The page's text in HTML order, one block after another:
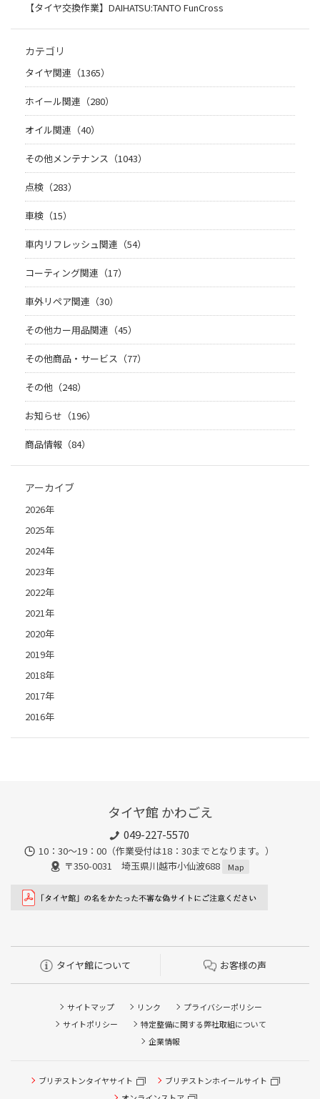
【タイヤ交換作業】DAIHATSU:TANTO FunCross
カテゴリ
タイヤ関連（1365）
ホイール関連（280）
オイル関連（40）
その他メンテナンス（1043）
点検（283）
車検（15）
車内リフレッシュ関連（54）
コーティング関連（17）
車外リペア関連（30）
その他カー用品関連（45）
その他商品・サービス（77）
その他（248）
お知らせ（196）
商品情報（84）
アーカイブ
2026年
2025年
2024年
2023年
2022年
2021年
2020年
2019年
2018年
2017年
2016年
タイヤ館 かわごえ
049-227-5570
10：30～19：00（作業受付は18：30までとなります。）
〒350-0031 埼玉県川越市小仙波688
Map
タイヤ館について お客様の声
サイトマップ リンク
プライバシーポリシー
サイトポリシー
特定整備に関する弊社取組について
企業情報
ブリヂストンタイヤサイト
ブリヂストンホイールサイト
タイヤ点検・安全点検/タイヤ履き替え/オイル交換/その他
ピット作業の予約